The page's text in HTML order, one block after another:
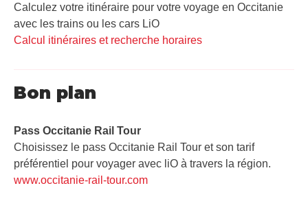
Calculez votre itinéraire pour votre voyage en Occitanie
avec les trains ou les cars LiO
Calcul itinéraires et recherche horaires
Bon plan
Pass Occitanie Rail Tour​
Choisissez le pass Occitanie Rail Tour et son tarif
préférentiel pour voyager avec liO à travers la région.
www.occitanie-rail-tour.com